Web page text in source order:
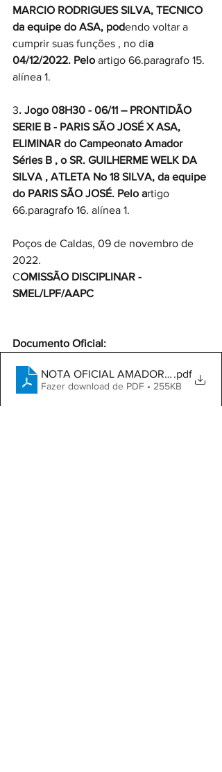
MARCIO RODRIGUES SILVA, TECNICO
da equipe do ASA, podendo voltar a
cumprir suas funções , no dia
04/12/2022. Pelo artigo 66.paragrafo 15.
alínea 1.
3. Jogo 08H30 - 06/11 – PRONTIDÃO
SERIE B - PARIS SÃO JOSÉ X ASA,
ELIMINAR do Campeonato Amador
Séries B , o SR. GUILHERME WELK DA
SILVA , ATLETA No 18 SILVA, da equipe
do PARIS SÃO JOSÉ. Pelo artigo
66.paragrafo 16. alínea 1.
Poços de Caldas, 09 de novembro de
2022.
COMISSÃO DISCIPLINAR -
SMEL/LPF/AAPC
Documento Oficial:
NOTA OFICIAL AMADOR SERIES
.pdf
Fazer download de PDF • 255KB